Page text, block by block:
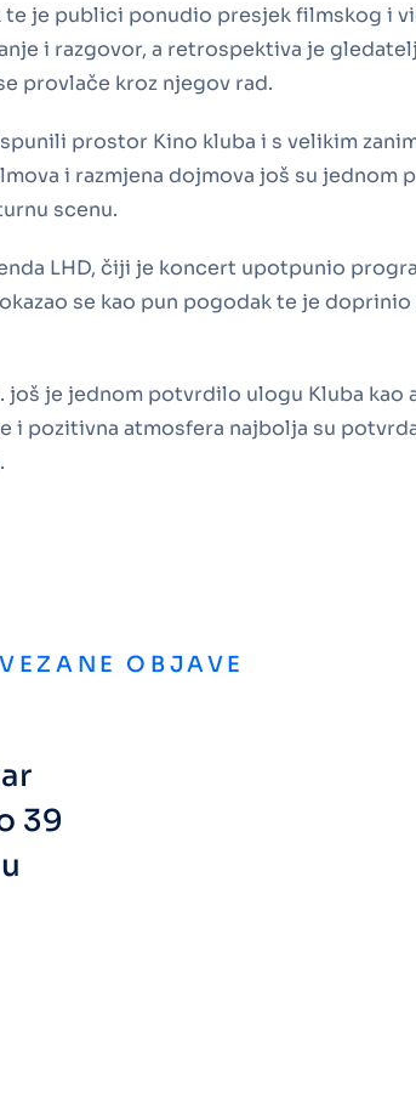
te je publici ponudio presjek filmskog i
i razgovor, a retrospektiva je
provlače kroz njegov rad.
prostor Kino kluba i s velikim
i razmjena dojmova još su jednom
scenu.
LHD, čiji je koncert upotpunio
se kao pun pogodak te je
još je jednom potvrdilo ulogu Kluba
i pozitivna atmosfera najbolja su
OBJAVE
39